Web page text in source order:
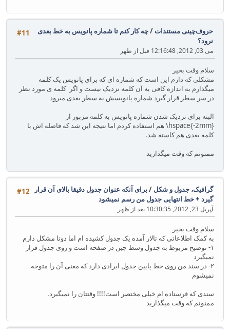
#11 حروف‌چینی مستندات/چه کار کنم تا شماره پانویس به خط بعدی
نرود؟
می 03, 2012, 12:16:48 قبل از ظهر
سلام وقت بخیر
مشکلی که دارم این است که شماره ای که برای پانویس یک کلمه
میگذارم به اندازه کافی به آن کلمه نزدیک نیست و اگر کلمه ی مورد نظر
در سر سطر قرار گیرد شماره پانویسش به سطر بعدی میرود
\hspace{-2mm} هم استفاده کردم اما نتیجه این شد که فاصله اش با
کلمه بعدی هم کاسته شد.
ممنونم که وقت میگذارید
#12 گرافیک، جدول و شکل / برای آنکه عنوان جدول دقیقا بالای آن قرار
گیرد + خط انتهایی جدول من رسم نمیشود
آپریل 23, 2012, 10:30:35 بعد از ظهر
سلام وقت بخیر
به کمک اطلاعاتی که تالار آمده یک جدول کشیده ام اما دوتا مشکل دارم
۱- توضیح مربوط به جدول وسط چین در صفحه است و روی جدول قرار
نمیگیرد
۲- در سند من روی خط پایین جدول ایرادی دارد که معنی آن را متوجه
نمیشوم
سندی که فرستاده ام خیلی مختصر است!!!! وقتتان را نمیگیرد.
ممنونم که وقت میگذارید